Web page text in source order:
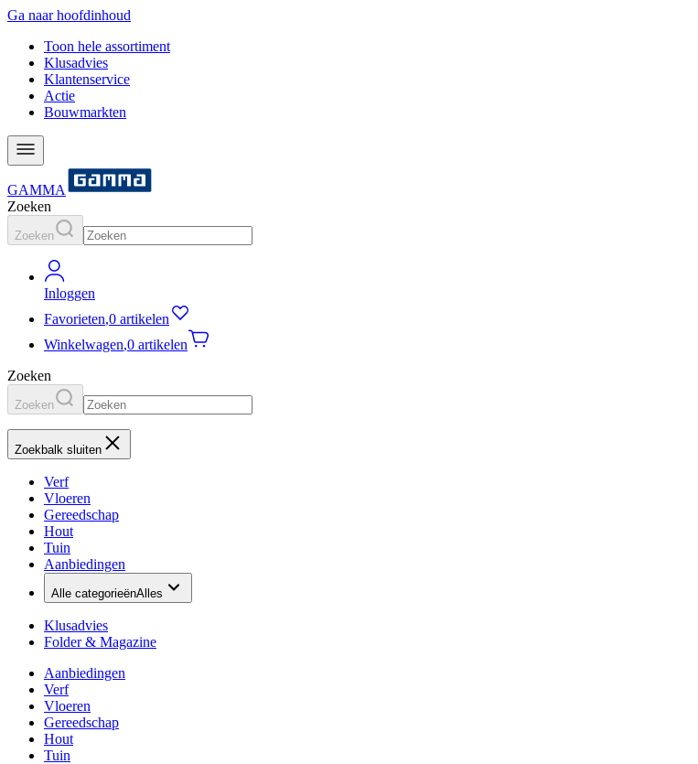
Ga naar hoofdinhoud
Toon hele assortiment
Klusadvies
Klantenservice
Actie
Bouwmarkten
GAMMA
Zoeken
Zoeken
Inloggen
Favorieten,0 artikelen
Winkelwagen,0 artikelen
Zoeken
Zoeken
Zoekbalk sluiten
Verf
Vloeren
Gereedschap
Hout
Tuin
Aanbiedingen
Alle categorieënAlles
Klusadvies
Folder & Magazine
Aanbiedingen
Verf
Vloeren
Gereedschap
Hout
Tuin